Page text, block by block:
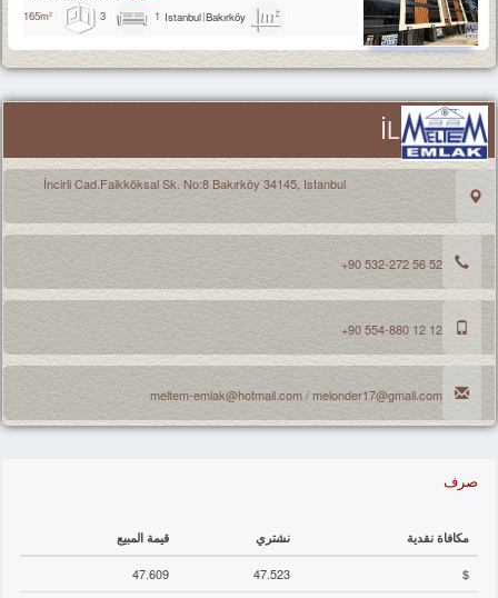
165m²
3 1 Istanbul Bakırköy
İLETİŞİM
İncirli Cad.Faikköksal Sk. No:8 Bakırköy 34145, Istanbul
+90 532-272 56 52
+90 554-880 12 12
meltem-emlak@hotmail.com / melonder17@gmail.com
صرف
مكافاة نقدية نشتري قيمة المبيع
$
47.523
47.609